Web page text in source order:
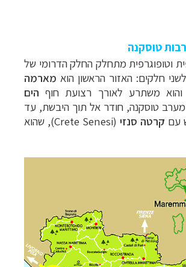
טוסקנה
וטופוגרפית מתחלק החלק הדרומי של
לשני חלקים: האזור הראשון הוא מארמה
משתרע לאורך רצועת חוף הים
טוסקנה, חודר אל תוך היבשת, עד
עם קרטה סנזי (
Crete Senesi), שהוא